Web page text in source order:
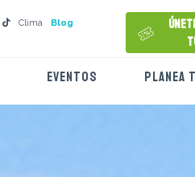
Clima Blog
EVENTOS PLANEA